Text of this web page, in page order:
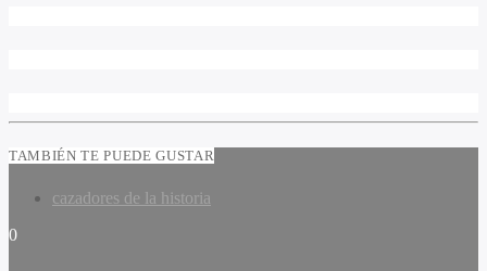
TAMBIÉN TE PUEDE GUSTAR
cazadores de la historia
0